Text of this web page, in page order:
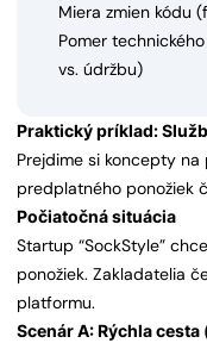
Miera zmien kódu
Pomer
vs. údržbu)
Praktický príklad:
Prejdime si koncepty na
predplatného ponožiek
Počiatočná situácia
Startup “SockStyle”
ponožiek. Zakladatelia
platformu.
Scenár A: Rýchla